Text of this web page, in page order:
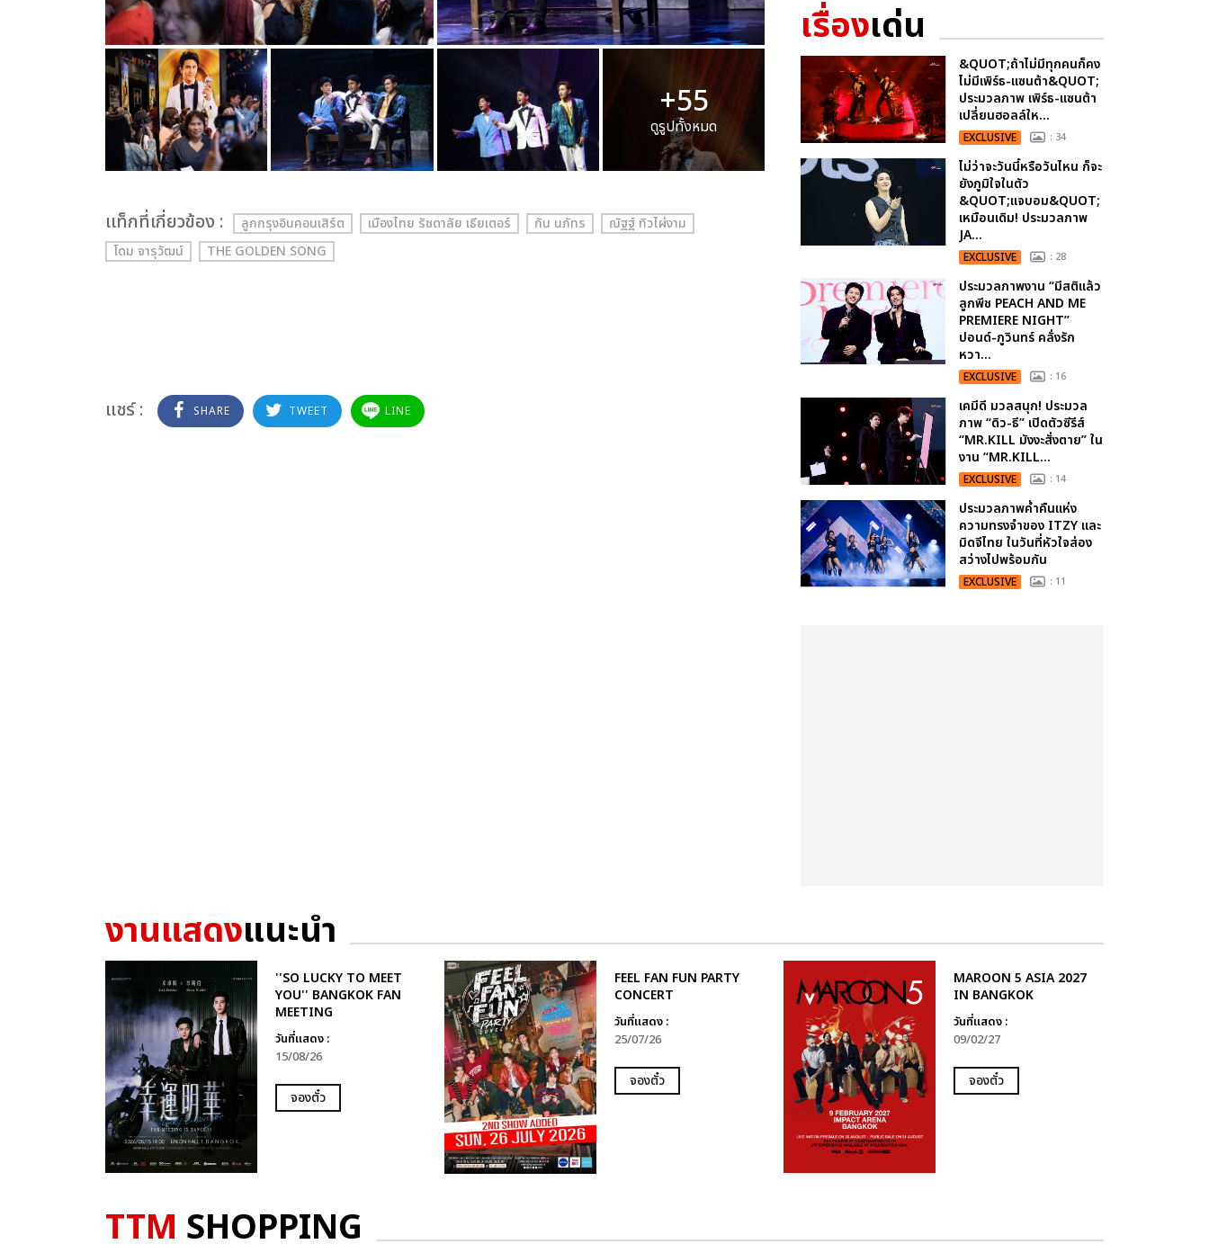
+55
ดูรูปทั้งหมด
เเท็กที่เกี่ยวข้อง : ลูกกรุงอินคอนเสิร์ต เมืองไทย รัชดาลัย เธียเตอร์ กัน นภัทร
ณัฐฐ์ ทิวไผ่งาม
โดม จารุวัฒน์
THE GOLDEN SONG
แชร์ : SHARE TWEET LINE
เรื่องเด่น
&QUOT;ถ้าไม่มีทุกคนก็คง
ไม่มีเพิร์ธ-แซนต้า&QUOT;
ประมวลภาพ เพิร์ธ-แซนต้า
เปลี่ยนฮอลล์ให...
EXCLUSIVE : 34
ไม่ว่าจะวันนี้หรือวันไหน ก็จะ
ยังภูมิใจในตัว
&QUOT;แจบอม&QUOT;
เหมือนเดิม! ประมวลภาพ
JA...
EXCLUSIVE : 28
ประมวลภาพงาน “มีสติแล้ว
ลูกพีช PEACH AND ME
PREMIERE NIGHT”
ปอนด์-ภูวินทร์ คลั่งรัก
หวา...
EXCLUSIVE : 16
เคมีดี มวลสนุก! ประมวล
ภาพ “ดิว-ธี” เปิดตัวซีรีส์
“MR.KILL มังงะสั่งตาย” ใน
งาน “MR.KILL...
EXCLUSIVE : 14
ประมวลภาพค่ำคืนแห่ง
ความทรงจำของ ITZY และ
มิดจีไทย ในวันที่หัวใจส่อง
สว่างไปพร้อมกัน
EXCLUSIVE : 11
งานแสดงแนะนำ
''SO LUCKY TO MEET
YOU'' BANGKOK FAN
MEETING
วันที่แสดง :
15/08/26
จองตั๋ว
FEEL FAN FUN PARTY
CONCERT
วันที่แสดง :
25/07/26
จองตั๋ว
MAROON 5 ASIA 2027
IN BANGKOK
วันที่แสดง :
09/02/27
จองตั๋ว
TTM SHOPPING